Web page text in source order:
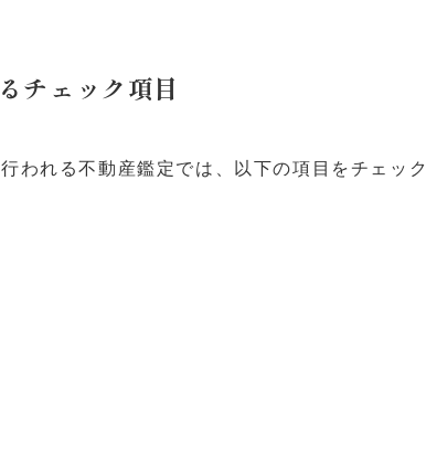
チェック項目
われる不動産鑑定では、以下の項目をチェッ